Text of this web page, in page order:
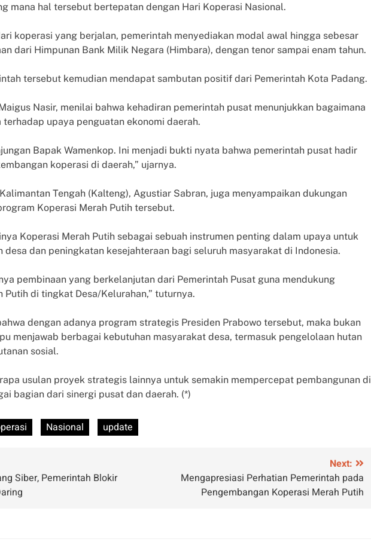
mana hal tersebut bertepatan dengan Hari Koperasi Nasional.
koperasi yang berjalan, pemerintah menyediakan modal awal hingga sebesar
dari Himpunan Bank Milik Negara (Himbara), dengan tenor sampai enam tahun.
tersebut kemudian mendapat sambutan positif dari Pemerintah Kota Padang.
Nasir, menilai bahwa kehadiran pemerintah pusat menunjukkan bagaimana
upaya penguatan ekonomi daerah.
Bapak Wamenkop. Ini menjadi bukti nyata bahwa pemerintah pusat hadir
koperasi di daerah,” ujarnya.
Tengah (Kalteng), Agustiar Sabran, juga menyampaikan dukungan
Koperasi Merah Putih tersebut.
Koperasi Merah Putih sebagai sebuah instrumen penting dalam upaya untuk
desa dan peningkatan kesejahteraan bagi seluruh masyarakat di Indonesia.
pembinaan yang berkelanjutan dari Pemerintah Pusat guna mendukung
Putih di tingkat Desa/Kelurahan,” tuturnya.
dengan adanya program strategis Presiden Prabowo tersebut, maka bukan
menjawab berbagai kebutuhan masyarakat desa, termasuk pengelolaan hutan
sosial.
usulan proyek strategis lainnya untuk semakin mempercepat pembangunan di
bagian dari sinergi pusat dan daerah. (*)
Nasional update
Siber, Pemerintah Blokir
Next:
Mengapresiasi Perhatian Pemerintah pada
Pengembangan Koperasi Merah Putih